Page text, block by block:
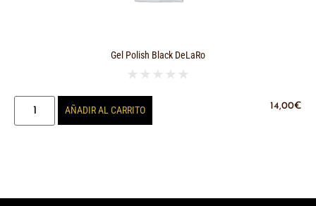
Gel Polish Black DeLaRo
★ ★ ★ ★ ★
14,00€
AÑADIR AL CARRITO